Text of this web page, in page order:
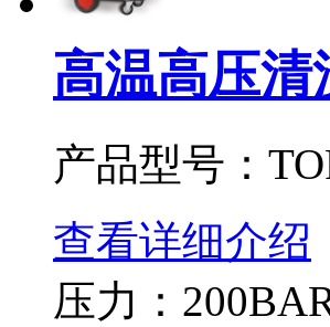
高温高压清
产品型号：
查看详细介绍
压力：